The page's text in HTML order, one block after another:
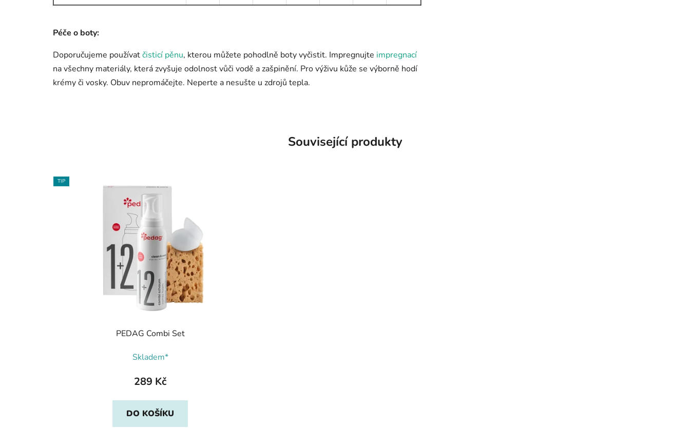
Péče o boty:
Doporučujeme používatčisticí pěnu, kterou můžete pohodlně boty vyčistit. Impregnujte impregnací
na všechny materiály, která zvyšuje odolnost vůči vodě a zašpinění. Pro výživu kůže se výborně hodí
krémy či vosky. Obuv nepromáčejte. Neperte a nesušte u zdrojů tepla.
Související produkty
TIP
PEDAG Combi Set
Skladem*
289 Kč
DO KOŠÍKU